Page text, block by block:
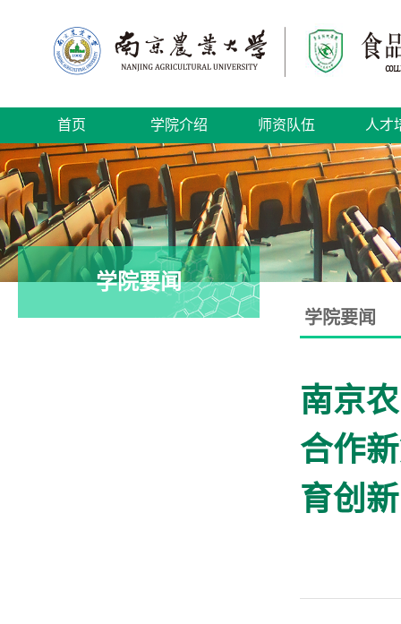
首页 学院介绍 师资队伍 人才
学院要闻
学院要闻
南京
合作
育创新